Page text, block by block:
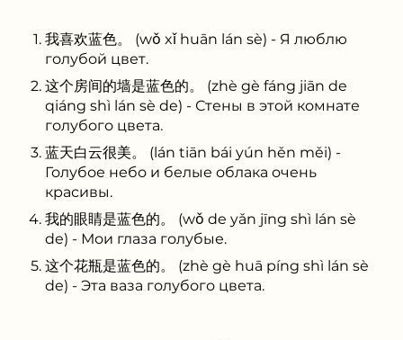
我喜欢蓝色。 (wǒ xǐ huān lán sè) - Я люблю
голубой цвет.
这个房间的墙是蓝色的。 (zhè gè fáng jiān de
qiáng shì lán sè de) - Стены в этой комнате
голубого цвета.
蓝天白云很美。 (lán tiān bái yún hěn měi) -
Голубое небо и белые облака очень
красивы.
我的眼睛是蓝色的。 (wǒ de yǎn jīng shì lán sè
de) - Мои глаза голубые.
这个花瓶是蓝色的。 (zhè gè huā píng shì lán sè
de) - Эта ваза голубого цвета.